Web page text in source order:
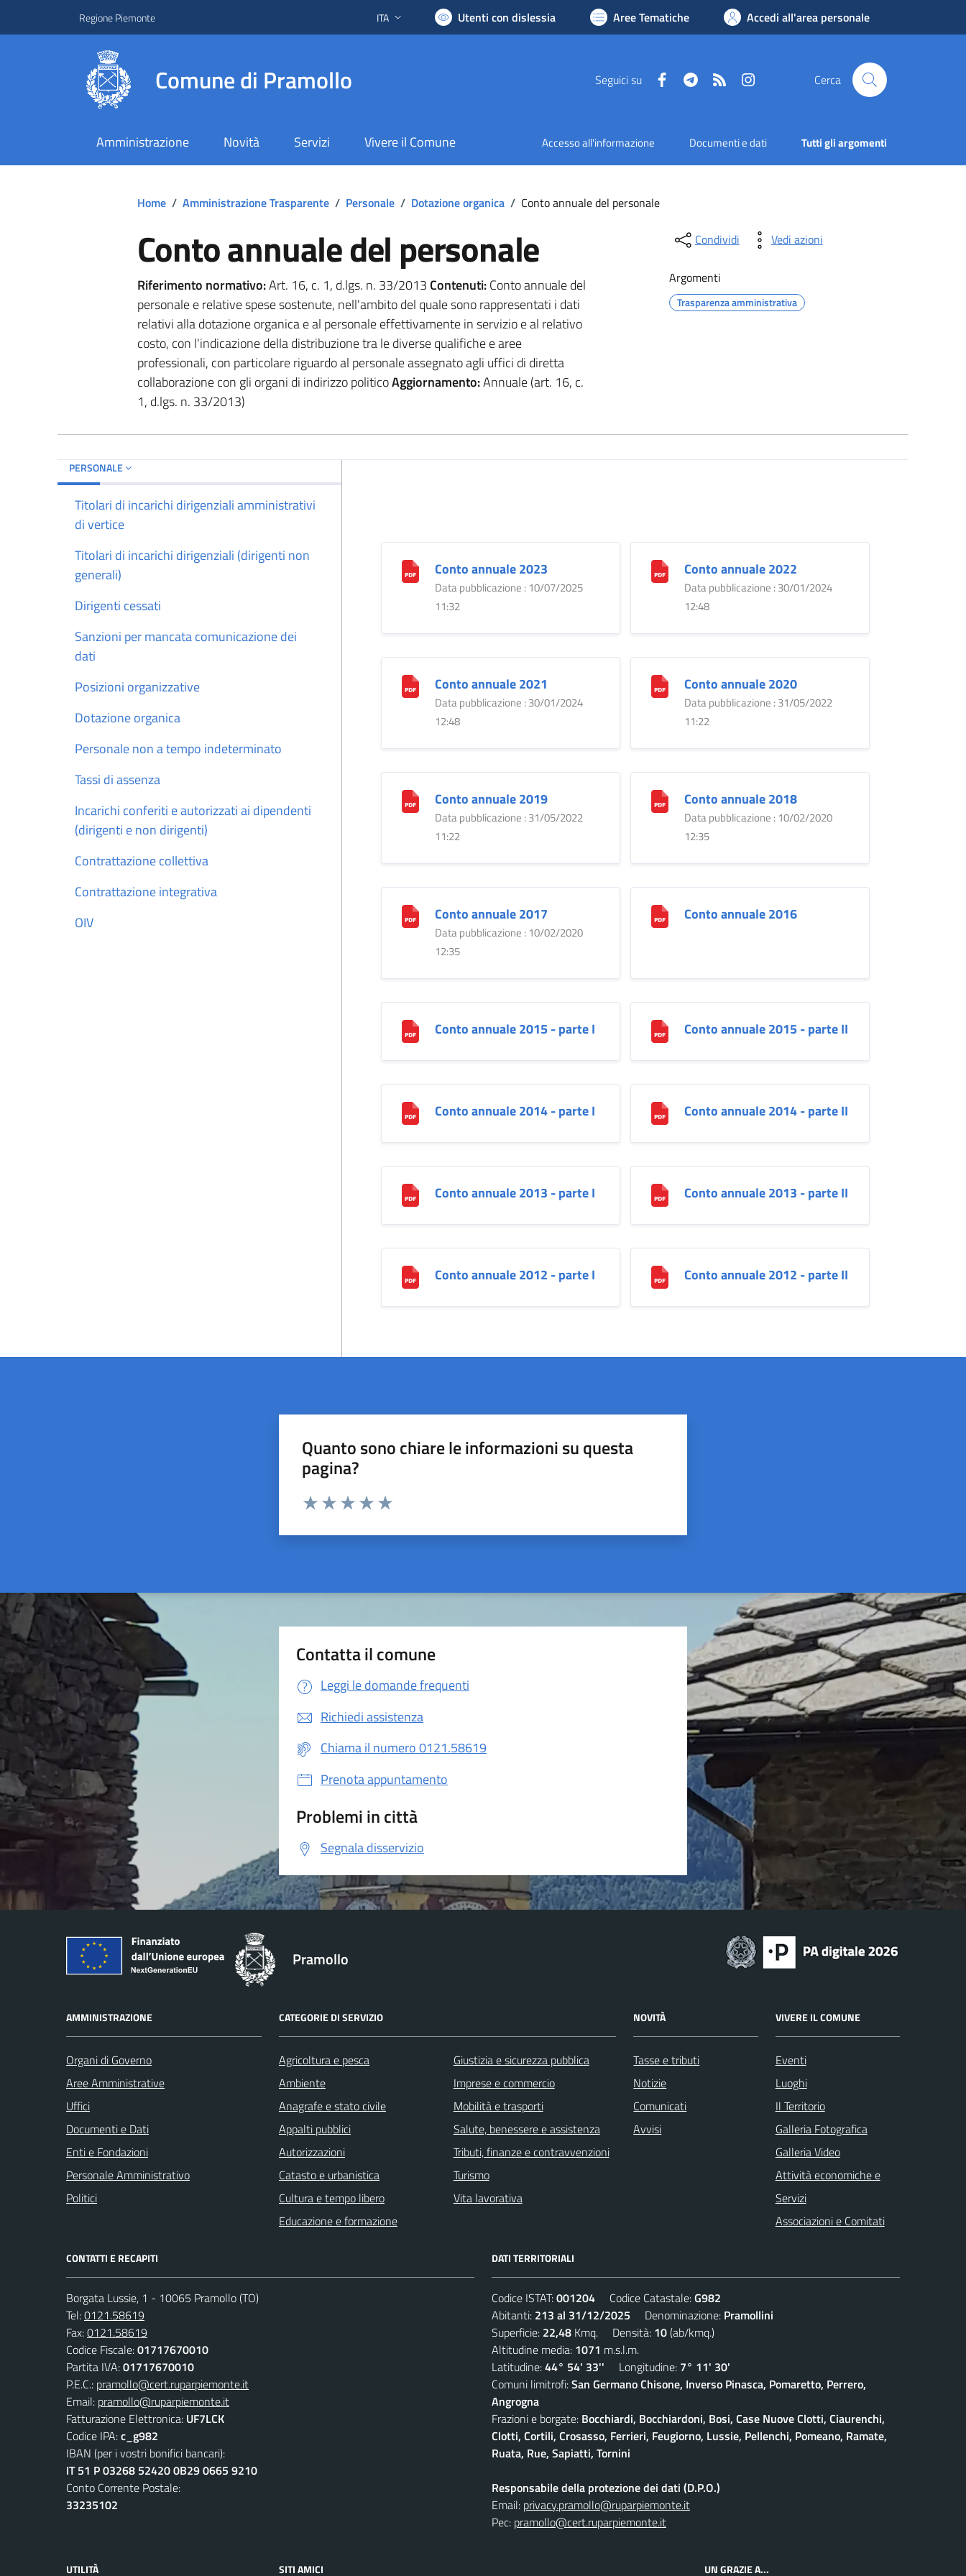
Regione Piemonte Lingua attiva:
ITA Utenti con dislessia Aree Tematiche Accedi all'area personale
Comune di Pramollo Seguici su FacebookTelegramRSS Cerca
Amministrazione Novità Servizi Vivere il Comune Accesso all'informazione Documenti e dati Tutti gli argomenti
Home / Amministrazione Trasparente / Personale / Dotazione organica / Conto annuale del personale
Conto annuale del personale
Riferimento normativo:Art. 16, c. 1, d.lgs. n. 33/2013 Contenuti:Conto annuale del
personale e relative spese sostenute, nell'ambito del quale sono rappresentati i dati
relativi alla dotazione organica e al personale effettivamente in servizio e al relativo
costo, con l'indicazione della distribuzione tra le diverse qualifiche e aree
professionali, con particolare riguardo al personale assegnato agli uffici di diretta
collaborazione con gli organi di indirizzo politicoAggiornamento:Annuale (art. 16, c.
1, d.lgs. n. 33/2013)
Condividi Vedi azioni
Argomenti
Trasparenza amministrativa
PERSONALE
Titolari di incarichi dirigenziali amministrativi
di vertice
Titolari di incarichi dirigenziali (dirigenti non
generali)
Dirigenti cessati
Sanzioni per mancata comunicazione dei
dati
Posizioni organizzative
Dotazione organica
Personale non a tempo indeterminato
Tassi di assenza
Incarichi conferiti e autorizzati ai dipendenti
(dirigenti e non dirigenti)
Contrattazione collettiva
Contrattazione integrativa
OIV
Conto annuale 2023
Data pubblicazione : 10/07/2025
11:32
Conto annuale 2022
Data pubblicazione : 30/01/2024
12:48
Conto annuale 2021
Data pubblicazione : 30/01/2024
12:48
Conto annuale 2020
Data pubblicazione : 31/05/2022
11:22
Conto annuale 2019
Data pubblicazione : 31/05/2022
11:22
Conto annuale 2018
Data pubblicazione : 10/02/2020
12:35
Conto annuale 2017
Data pubblicazione : 10/02/2020
12:35
Conto annuale 2016
Conto annuale 2015 - parte I Conto annuale 2015 - parte II
Conto annuale 2014 - parte I Conto annuale 2014 - parte II
Conto annuale 2013 - parte I Conto annuale 2013 - parte II
Conto annuale 2012 - parte I Conto annuale 2012 - parte II
Quanto sono chiare le informazioni su questa
pagina?
Valuta da 1 a 5 stelle la pagina
Contatta il comune
Leggi le domande frequenti
Richiedi assistenza
Chiama il numero 0121.58619
Prenota appuntamento
Problemi in città
Segnala disservizio
Pramollo
AMMINISTRAZIONE
Organi di Governo
Aree Amministrative
Uffici
Documenti e Dati
Enti e Fondazioni
Personale Amministrativo
Politici
CATEGORIE DI SERVIZIO
Agricoltura e pesca
Ambiente
Anagrafe e stato civile
Appalti pubblici
Autorizzazioni
Catasto e urbanistica
Cultura e tempo libero
Educazione e formazione
Giustizia e sicurezza pubblica
Imprese e commercio
Mobilità e trasporti
Salute, benessere e assistenza
Tributi, finanze e contravvenzioni
Turismo
Vita lavorativa
NOVITÀ
Tasse e tributi
Notizie
Comunicati
Avvisi
VIVERE IL COMUNE
Eventi
Luoghi
Il Territorio
Galleria Fotografica
Galleria Video
Attività economiche e
Servizi
Associazioni e Comitati
CONTATTI E RECAPITI
Borgata Lussie, 1 - 10065 Pramollo (TO)
Tel:0121.58619
Fax:0121.58619
Codice Fiscale:01717670010
Partita IVA:01717670010
P.E.C.: pramollo@cert.ruparpiemonte.it
Email: pramollo@ruparpiemonte.it
Fatturazione Elettronica: UF7LCK
Codice IPA:c_g982
IBAN (per i vostri bonifici bancari):
IT 51 P 03268 52420 0B29 0665 9210
Conto Corrente Postale:
33235102
DATI TERRITORIALI
Codice ISTAT:001204 Codice Catastale:G982
Abitanti: 213 al 31/12/2025 Denominazione: Pramollini
Superficie: 22,48 Kmq. Densità: 10(ab/kmq.)
Altitudine media: 1071 m.s.l.m.
Latitudine:44° 54' 33'' Longitudine: 7° 11' 30'
Comuni limitrofi:San Germano Chisone, Inverso Pinasca, Pomaretto, Perrero,
Angrogna
Frazioni e borgate: Bocchiardi, Bocchiardoni, Bosi, Case Nuove Clotti, Ciaurenchi,
Clotti, Cortili, Crosasso, Ferrieri, Feugiorno, Lussie, Pellenchi, Pomeano, Ramate,
Ruata, Rue, Sapiatti, Tornini
Responsabile della protezione dei dati (D.P.O.)
Email: privacy.pramollo@ruparpiemonte.it
Pec: pramollo@cert.ruparpiemonte.it
UTILITÀ SITI AMICI UN GRAZIE A...